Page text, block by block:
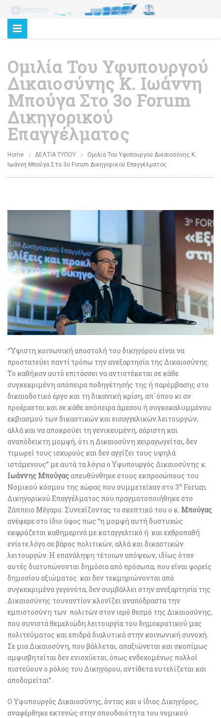
Ομιλία Του Υφυπουργού
Δικαιοσύνης Κ. Ιωάννη
Μπούγα Στο 3ο Forum
Δικηγορικού
Επαγγέλματος
Home ΔΕΛΤΙΑ ΤΥΠΟΥ
Ομιλία Του Υφυπουργού Δικαιοσύνης Κ.
Ιωάννη Μπούγα Στο 3ο Forum Δικηγορικού Επαγγέλματος
“Ύψιστη κοινωνική αποστολή του δικηγόρου είναι να
προστατεύει παντί τρόπω την ανεξαρτησία της Δικαιοσύνης.
Το καθήκον αυτό επιτάσσει να αντιστέκεται σε κάθε
συγκεκριμένη απόπειρα ποδηγέτησής της ή παρέμβασης στο
δικαιοδοτικό έργο και τη δικανική κρίση, απ΄ όπου κι αν
προέρχεται και σε κάθε απόπειρα άμεσου ή συγκεκαλυμμένου
εκβιασμού των δικαστικών και εισαγγελικών λειτουργών,
αλλά και να αποκρούει τη γενικευμένη, αόριστη και
αναπόδεικτη μομφή, ότι η Δικαιοσύνη χειραγωγείται, δεν
τιμωρεί τους ισχυρούς και δεν αγγίζει τους υψηλά
ιστάμενους” με αυτά τα λόγια ο Υφυπουργός Δικαιοσύνης κ.
Ιωάννης Μπούγαςαπευθύνθηκε στους εκπροσώπους του
Νομικού κόσμου της χώρας που συμμετείχαν στο 3ο Forum
Δικηγορικού Επαγγέλματος που πραγματοποιήθηκε στο
Ζάππειο Μέγαρο. Συνεχίζοντας το σκεπτικό του ο κ. Μπούγας
ανέφερε στο ίδιο ύφος πως “η μομφή αυτή δυστυχώς
εκφράζεται καθημερινά με καταγγελτικό ή και εχθροπαθή
ενίοτε λόγο σε βάρος πολιτικών, αλλά και δικαστικών
λειτουργών. Η επανάληψη τέτοιων απόψεων, ιδίως όταν
αυτές διατυπώνονται δημόσια από πρόσωπα, που είναι φορείς
δημοσίου αξιώματος και δεν τεκμηριώνονται από
συγκεκριμένα γεγονότα, δεν συμβάλλει στην ανεξαρτησία της
Δικαιοσύνης τουναντίον κλονίζει αναπόδραστα την
εμπιστοσύνη των πολιτών στον ιερό θεσμό της Δικαιοσύνης,
που συνιστά θεμελιώδη λειτουργία του δημοκρατικού μας
πολιτεύματος και επιδρά διαλυτικά στην κοινωνική συνοχή.
Σε μια Δικαιοσύνη, που βάλλεται, απαξιώνεται και σκοπίμως
αμφισβητείται δεν ενισχύεται, όπως ενδεχομένως πολλοί
πιστεύουν ο ρόλος του Δικηγόρου, αντίθετα ευτελίζεται και
αποδομείται”.
Ο Υφυπουργός Δικαιοσύνης, όντας και ο ίδιος Δικηγόρος,
αναφέρθηκε εκτενώς στην σπουδαιότητα του νομικού